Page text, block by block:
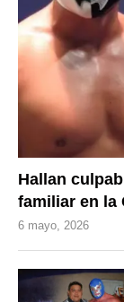
Hallan
familiar en la
6 mayo, 2026